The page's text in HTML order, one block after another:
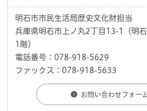
明石市市民生活局歴史文化財担当
兵庫県明石市上ノ丸2丁目13-1（明
1階）
電話番号：078-918-5629
ファックス：078-918-5633